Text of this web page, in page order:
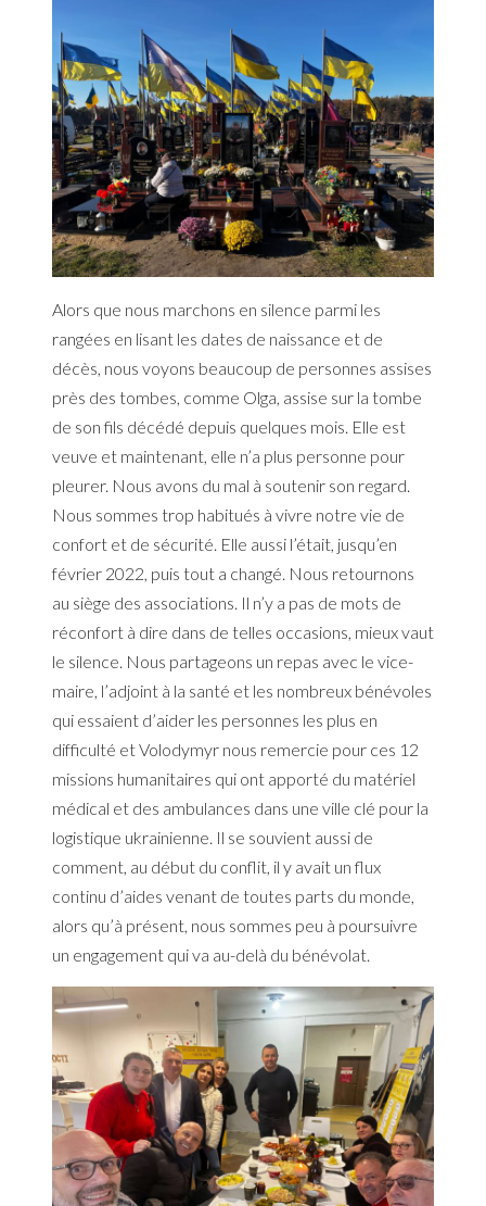
Alors que nous marchons en silence parmi les
rangées en lisant les dates de naissance et de
décès, nous voyons beaucoup de personnes assises
près des tombes, comme Olga, assise sur la tombe
de son fils décédé depuis quelques mois. Elle est
veuve et maintenant, elle n’a plus personne pour
pleurer. Nous avons du mal à soutenir son regard.
Nous sommes trop habitués à vivre notre vie de
confort et de sécurité. Elle aussi l’était, jusqu’en
février 2022, puis tout a changé. Nous retournons
au siège des associations. Il n’y a pas de mots de
réconfort à dire dans de telles occasions, mieux vaut
le silence. Nous partageons un repas avec le vice-
maire, l’adjoint à la santé et les nombreux bénévoles
qui essaient d’aider les personnes les plus en
difficulté et Volodymyr nous remercie pour ces 12
missions humanitaires qui ont apporté du matériel
médical et des ambulances dans une ville clé pour la
logistique ukrainienne. Il se souvient aussi de
comment, au début du conflit, il y avait un flux
continu d’aides venant de toutes parts du monde,
alors qu’à présent, nous sommes peu à poursuivre
un engagement qui va au-delà du bénévolat.